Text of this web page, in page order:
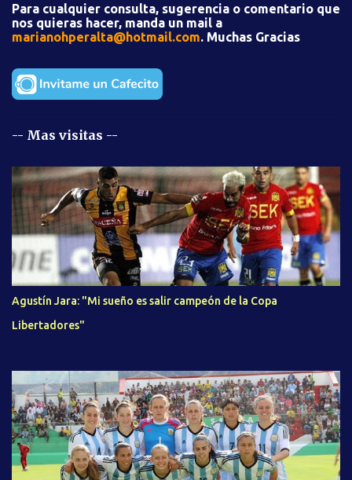
o
s
Para cualquier consulta, sugerencia o comentario que
nos quieras hacer, manda un mail a
marianohperalta@hotmail.com. Muchas Gracias
-- Mas visitas --
Agustín Jara: "Mi sueño es salir campeón de la Copa
Libertadores"